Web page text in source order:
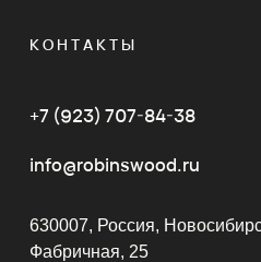
КОНТАКТЫ
+7 (923) 707-84-38
info@robinswood.ru
630007, Россия,
Фабричная, 25